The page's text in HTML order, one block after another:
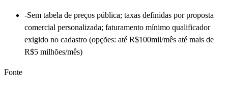
-Sem tabela de preços pública; taxas definidas por proposta
comercial personalizada; faturamento mínimo qualificador
exigido no cadastro (opções: até R$100mil/mês até mais de
R$5 milhões/mês)
Fonte